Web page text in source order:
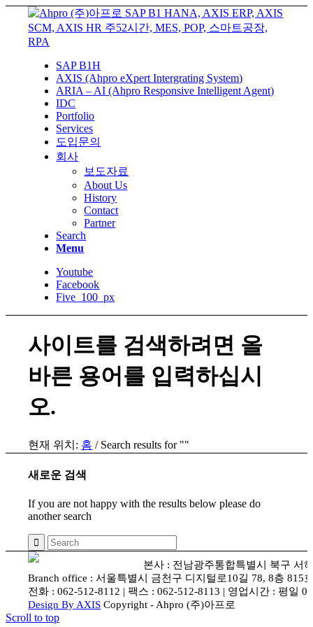
SAP B1H
AXIS (Ahpro eXpert Intergrating System)
ARIA – AI (Ahpro Responsive Intelligent Agent)
IDC
Portfolio
Services
도입문의
회사
보도자료
About Us
History
Contact
Partner
Search
Menu
Youtube
Facebook
Five_100_px
사이트를 검색하려면 올
바른 용어를 입력하십시
오.
현재 위치: 홈 / Search results for ""
새로운 검색
If you are not happy with the results below please do
another search
본사 : 전남광주통합특별시 북구 서
Branch office : 서울특별시 금천구 디지털로10길 78, 8층 815
전화 : 062-512-8112 | 팩스 : 062-512-8113 | 영업시간 : 평일
Design By AXIS Copyright - Ahpro (주)아프로
Scroll to top